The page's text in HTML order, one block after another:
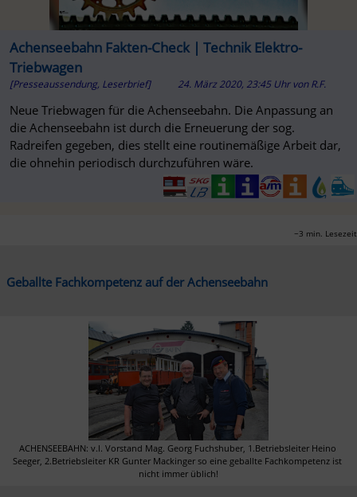
Achenseebahn Fakten-Check | Technik Elektro-
Triebwagen
[Presseaussendung, Leserbrief] 24. März 2020, 23:45 Uhr vonR.F.
Neue Triebwagen für die Achenseebahn. Die Anpassung an
die Achenseebahn ist durch die Erneuerung der sog.
Radreifen gegeben, dies stellt eine routinemäßige Arbeit dar,
die ohnehin periodisch durchzuführen wäre.
~3 min. Lesezeit
Geballte Fachkompetenz auf der Achenseebahn
ACHENSEEBAHN: v.l. Vorstand Mag. Georg Fuchshuber, 1.Betriebsleiter Heino
Seeger, 2.Betriebsleiter KR Gunter Mackinger so eine geballte Fachkompetenz ist
nicht immer üblich!